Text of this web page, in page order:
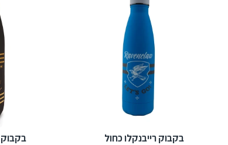
בקבוק רייבנקלו כחול בקבוק